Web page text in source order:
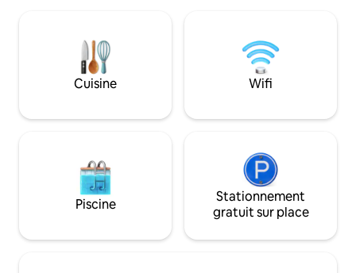
draps de luxe et
ainsi qu'un
confortable.
carrelée, au
chambre.
Cuisine Wifi
Piscine
Stationnement
gratuit sur place